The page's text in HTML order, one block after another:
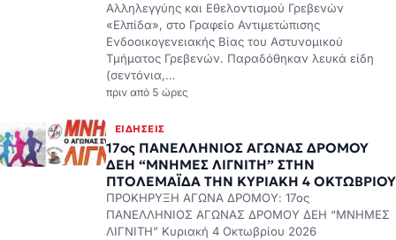
Αλληλεγγύης και Εθελοντισμού Γρεβενών
«Ελπίδα», στο Γραφείο Αντιμετώπισης
Ενδοοικογενειακής Βίας του Αστυνομικού
Τμήματος Γρεβενών. Παραδόθηκαν λευκά είδη
(σεντόνια,…
πριν από 5 ώρες
ΕΙΔΉΣΕΙΣ
17ος ΠΑΝΕΛΛΗΝΙΟΣ ΑΓΩΝΑΣ ΔΡΟΜΟΥ
ΔΕΗ “ΜΝΗΜΕΣ ΛΙΓΝΙΤΗ” ΣΤΗΝ
ΠΤΟΛΕΜΑΪΔΑ ΤΗΝ ΚΥΡΙΑΚΗ 4 ΟΚΤΩΒΡΙΟΥ
ΠΡΟΚΗΡΥΞΗ ΑΓΩΝΑ ΔΡΟΜΟΥ: 17ος
ΠΑΝΕΛΛΗΝΙΟΣ ΑΓΩΝΑΣ ΔΡΟΜΟΥ ΔΕΗ “ΜΝΗΜΕΣ
ΛΙΓΝΙΤΗ” Κυριακή 4 Οκτωβρίου 2026